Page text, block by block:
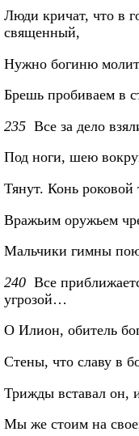
Люди кричат, что в
священный,
Нужно богиню
Брешь пробиваем в
235 Все за дело
Под ноги, шею
Тянут. Конь роковой
Вражьим оружьем
Мальчики гимны
240 Все
угрозой…
О Илион, обитель
Стены, что славу в
Трижды вставал он,
Мы же стоим на